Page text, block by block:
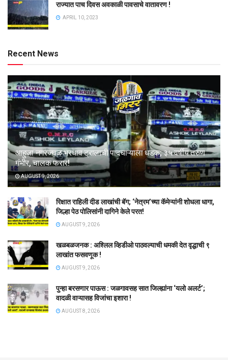
राज्यात पाच दिवस अवकाळी पावसाचे वातावरण !
APRIL 10, 2023
Recent News
आहुजा नगरजवळ भरधाव ट्रालाची पादचाऱ्याला धडक; ३५ वर्षीय तरुण
गंभीर, चालक फरार!
AUGUST 9, 2026
रिक्षात राहिली दीड लाखांची बॅग; ‘नेत्रम’च्या कॅमेऱ्यांनी शोधला धागा,
जिल्हा पेठ पोलिसांनी दागिने केले परत!
AUGUST 9, 2026
खळबळजनक : अश्लिल व्हिडीओ पाठवल्याची धमकी देत वृद्धाची ९
लाखांत फसवणूक !
AUGUST 9, 2026
पुन्हा बरसणार पाऊस : जळगावसह सात जिल्ह्यांना ‘यलो अलर्ट’;
वादळी वाऱ्यासह विजांचा इशारा !
AUGUST 8, 2026